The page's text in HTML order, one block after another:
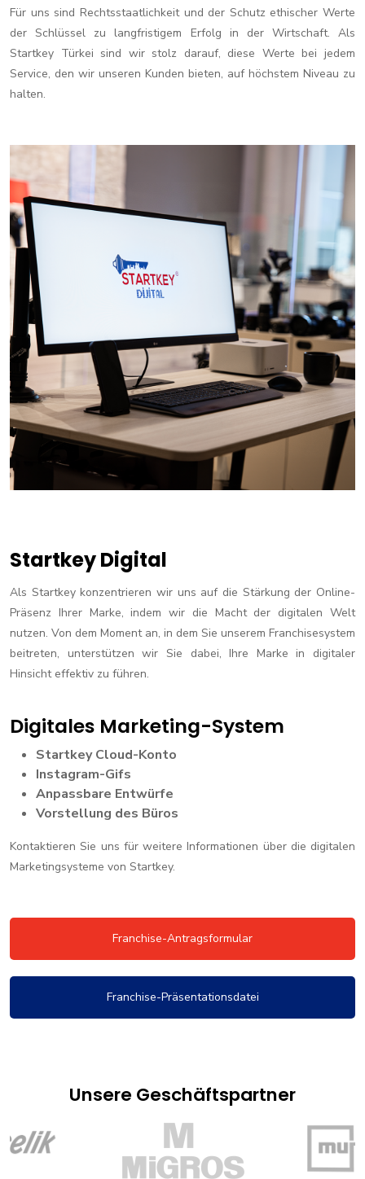
Für uns sind Rechtsstaatlichkeit und der Schutz ethischer Werte
der Schlüssel zu langfristigem Erfolg in der Wirtschaft. Als
Startkey Türkei sind wir stolz darauf, diese Werte bei jedem
Service, den wir unseren Kunden bieten, auf höchstem Niveau zu
halten.
Startkey Digital
Als Startkey konzentrieren wir uns auf die Stärkung der Online-
Präsenz Ihrer Marke, indem wir die Macht der digitalen Welt
nutzen. Von dem Moment an, in dem Sie unserem Franchisesystem
beitreten, unterstützen wir Sie dabei, Ihre Marke in digitaler
Hinsicht effektiv zu führen.
Digitales Marketing-System
Startkey Cloud-Konto
Instagram-Gifs
Anpassbare Entwürfe
Vorstellung des Büros
Kontaktieren Sie uns für weitere Informationen über die digitalen
Marketingsysteme von Startkey.
Franchise-Antragsformular
Franchise-Präsentationsdatei
Unsere Geschäftspartner